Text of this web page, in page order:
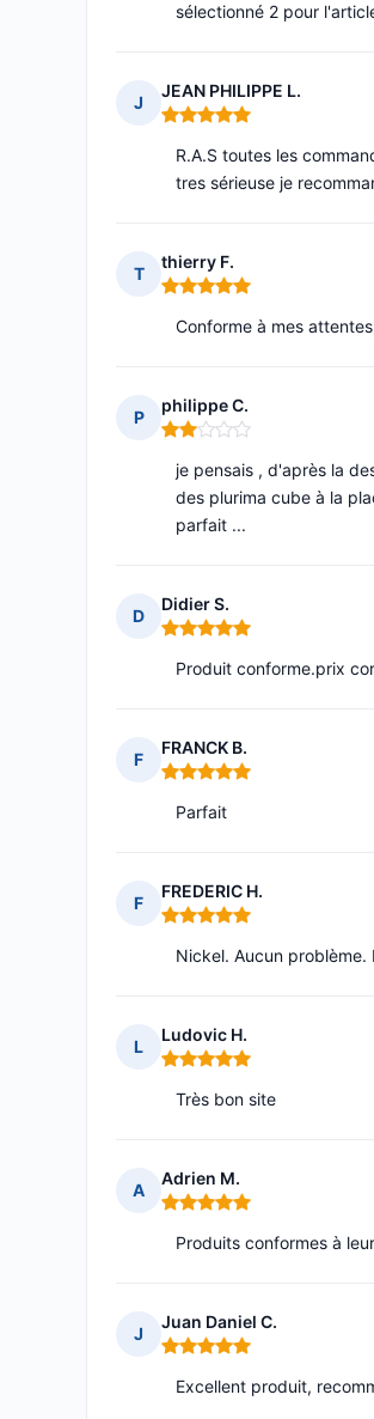
sélectionné 2 pour
J
JEAN PHILIPPE L.
Note : 5 sur 5
R.A.S toutes les
tres sérieuse je
T
thierry F.
Note : 5 sur 5
Conforme à mes
P
philippe C.
Note : 2 sur 5
je pensais , d'après la
des plurima cube à la
parfait ...
D
Didier S.
Note : 5 sur 5
Produit conforme.prix
F
FRANCK B.
Note : 5 sur 5
Parfait
F
FREDERIC H.
Note : 5 sur 5
Nickel. Aucun
L
Ludovic H.
Note : 5 sur 5
Très bon site
A
Adrien M.
Note : 5 sur 5
Produits conformes à
J
Juan Daniel C.
Note : 5 sur 5
Excellent produit,